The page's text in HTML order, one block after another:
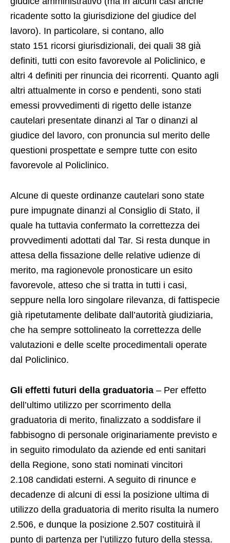
ricadente sotto la giurisdizione del giudice del
lavoro). In particolare, si contano, allo
stato 151 ricorsi giurisdizionali, dei quali 38 già
definiti, tutti con esito favorevole al Policlinico, e
altri 4 definiti per rinuncia dei ricorrenti. Quanto agli
altri attualmente in corso e pendenti, sono stati
emessi provvedimenti di rigetto delle istanze
cautelari presentate dinanzi al Tar o dinanzi al
giudice del lavoro, con pronuncia sul merito delle
questioni prospettate e sempre tutte con esito
favorevole al Policlinico.
Alcune di queste ordinanze cautelari sono state
pure impugnate dinanzi al Consiglio di Stato, il
quale ha tuttavia confermato la correttezza dei
provvedimenti adottati dal Tar. Si resta dunque in
attesa della fissazione delle relative udienze di
merito, ma ragionevole pronosticare un esito
favorevole, atteso che si tratta in tutti i casi,
seppure nella loro singolare rilevanza, di fattispecie
già ripetutamente delibate dall’autorità giudiziaria,
che ha sempre sottolineato la correttezza delle
valutazioni e delle scelte procedimentali operate
dal Policlinico.
Gli effetti futuri della graduatoria – Per effetto
dell’ultimo utilizzo per scorrimento della
graduatoria di merito, finalizzato a soddisfare il
fabbisogno di personale originariamente previsto e
in seguito rimodulato da aziende ed enti sanitari
della Regione, sono stati nominati vincitori
2.108 candidati esterni. A seguito di rinunce e
decadenze di alcuni di essi la posizione ultima di
utilizzo della graduatoria di merito risulta la numero
2.506, e dunque la posizione 2.507 costituirà il
punto di partenza per l’utilizzo futuro della stessa.